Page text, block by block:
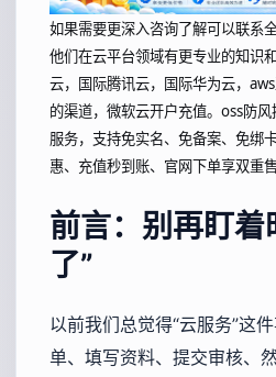
如果需要更深入咨询了解可以联系
他们在云平台领域有更专业的知识
云，国际腾讯云，国际华为云，
的渠道，微软云开户充值。oss防
服务，支持免实名、免备案、免绑
惠、充值秒到账、官网下单享双重售
前言：别再盯着
了”
以前我们总觉得“云服务”这
单、填写资料、提交审核、